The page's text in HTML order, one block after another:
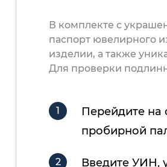
В комплекте с
паспорт ювелирного
изделии, а также
Для проверки
Перейдите
пробирной
Введите УИН,